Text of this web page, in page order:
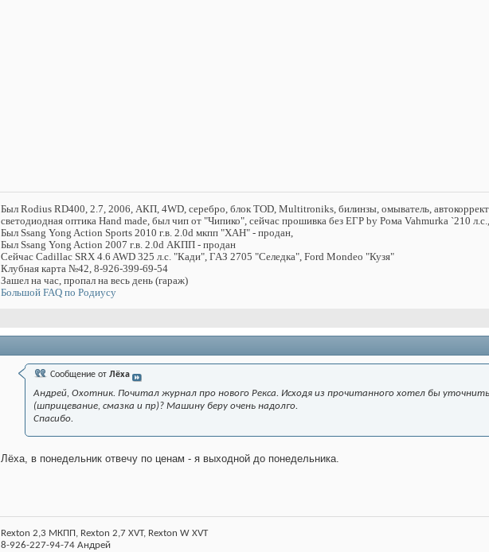
Был Rodius RD400, 2.7, 2006, АКП, 4WD, серебро, блок TOD, Multitroniks, билинзы, омыватель,
светодиодная оптика Hand made, был чип от "Чипико", сейчас прошивка без ЕГР by Рома Vahmurka `210
Был Ssang Yong Action Sports 2010 г.в. 2.0d мкпп "ХАН" - продан,
Был Ssang Yong Action 2007 г.в. 2.0d АКПП - продан
Сейчас Cadillac SRX 4.6 AWD 325 л.с. "Кади", ГАЗ 2705 "Селедка", Ford Mondeo "Кузя"
Клубная карта №42, 8-926-399-69-54
Зашел на час, пропал на весь день (гараж)
Большой FAQ по Родиусу
Сообщение от Лёха
Андрей, Охотник. Почитал журнал про нового Рекса. Исходя из прочитанного хотел бы
(шприцевание, смазка и пр)? Машину беру очень надолго.
Спасибо.
Лёха, в понедельник отвечу по ценам - я выходной до понедельника.
Rexton 2,3 МКПП, Rexton 2,7 XVT, Rexton W XVT
8-926-227-94-74 Андрей